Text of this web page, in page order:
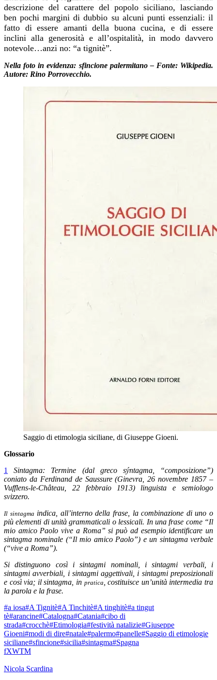
descrizione del carattere del popolo siciliano, lasciando
ben pochi margini di dubbio su alcuni punti essenziali: il
fatto di essere amanti della buona cucina, e di essere
inclini alla generosità e all’ospitalità, in modo davvero
notevole…anzi no: “a tignitè”.
Nella foto in evidenza: sfincione palermitano – Fonte: Wikipedia.
Autore: Rino Porrovecchio.
Saggio di etimologia siciliane, di Giuseppe Gioeni.
Glossario
1
Sintagma: Termine (dal greco sýntagma, “composizione”)
coniato da Ferdinand de Saussure(Ginevra, 26 novembre 1857 –
Vufflens-le-Château, 22 febbraio 1913) linguista e semiologo
svizzero.
Il sintagma indica, all’interno della frase, la combinazione di uno o
più elementi di unità grammaticali o lessicali. In una frase come “Il
mio amico Paolo vive a Roma” si può ad esempio identificare un
sintagma nominale (“Il mio amico Paolo”) e un sintagma verbale
(“vive a Roma”).
Si distinguono così i sintagmi nominali, i sintagmi verbali, i
sintagmi avverbiali, i sintagmi aggettivali, i sintagmi preposizionali
e così via; il sintagma, in pratica , costituisce un’unità intermedia tra
la parola e la frase.
#a iosa#A Tignitè#A Tinchitè#A tinghitè#a tingut
tè#arancine#Catalogna#Catania#cibo di
strada#crocchè#Etimologia#festività natalizie#Giuseppe
Gioeni#modi di dire#natale#palermo#panelle#Saggio di etimologie
siciliane#sfincione#sicilia#sintagma#Spagna
fXWTM
Nicola Scardina